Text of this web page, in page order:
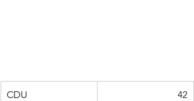
CDU 42